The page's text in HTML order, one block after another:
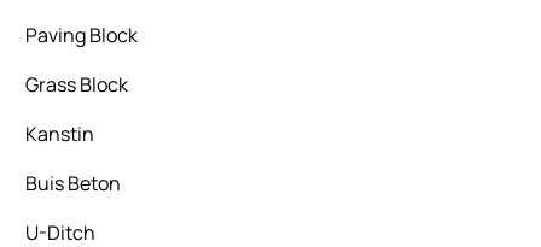
Paving Block
Grass Block
Kanstin
Buis Beton
U-Ditch